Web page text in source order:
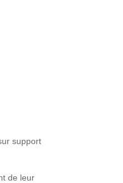
support
de leur